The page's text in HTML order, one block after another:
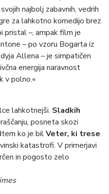
najbolj zabavnih, vedrih
za lahkotno komedijo brez
pristal –, ampak film je
– po vzoru Bogarta iz
Allena – je simpatičen
energija naravnost
v polno.«
lahkotnejši. Sladkih
posneta skozi
ko je bilVeter, ki trese
katastrofi. V primerjavi
in pogosto zelo